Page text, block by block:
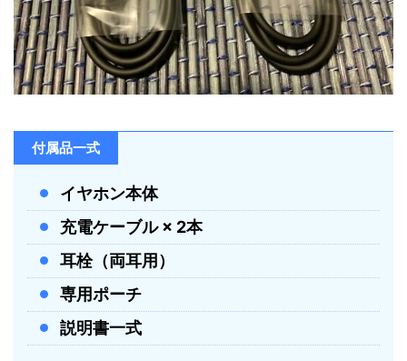
付属品一式
イヤホン本体
充電ケーブル × 2本
耳栓（両耳用）
専用ポーチ
説明書一式